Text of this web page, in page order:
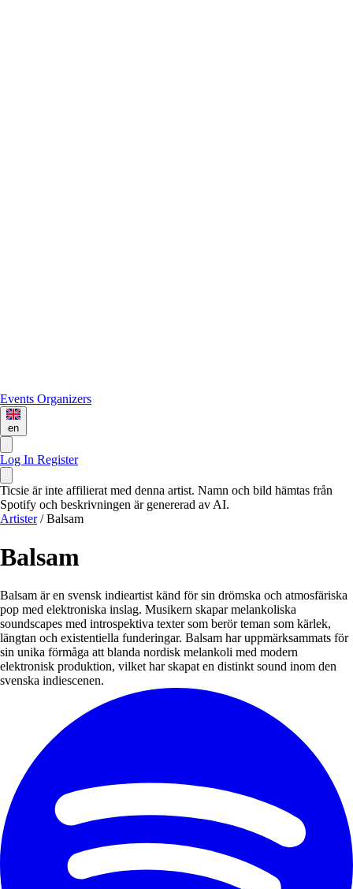
Events Organizers
en
Log In Register
Ticsie är inte affilierat med denna artist. Namn och bild hämtas från
Spotify och beskrivningen är genererad av AI.
Artister / Balsam
Balsam
Balsam är en svensk indieartist känd för sin drömska och atmosfäriska
pop med elektroniska inslag. Musikern skapar melankoliska
soundscapes med introspektiva texter som berör teman som kärlek,
längtan och existentiella funderingar. Balsam har uppmärksammats för
sin unika förmåga att blanda nordisk melankoli med modern
elektronisk produktion, vilket har skapat en distinkt sound inom den
svenska indiescenen.